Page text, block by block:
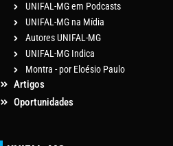
UNIFAL-MG em Podcasts
UNIFAL-MG na Mídia
Autores UNIFAL-MG
UNIFAL-MG Indica
Montra - por Eloésio Paulo
Artigos
Oportunidades